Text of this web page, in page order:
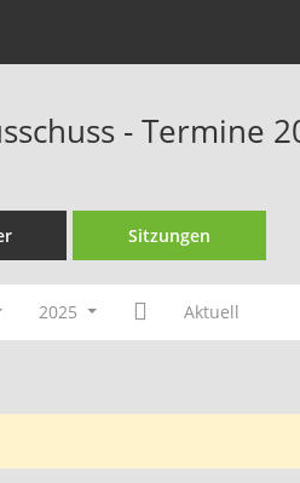
- Termine
Sitzungen
2025 Aktuell